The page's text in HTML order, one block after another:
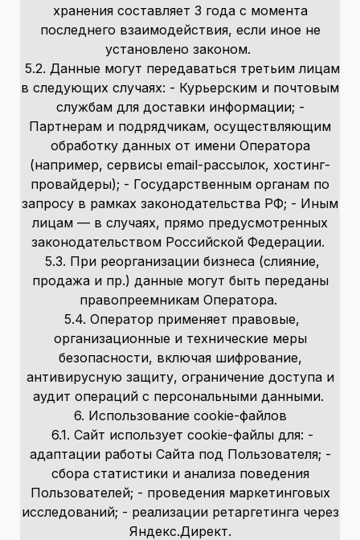
хранения составляет 3 года с момента
последнего взаимодействия, если иное не
установлено законом.
5.2. Данные могут передаваться третьим лицам
в следующих случаях: - Курьерским и почтовым
службам для доставки информации; -
Партнерам и подрядчикам, осуществляющим
обработку данных от имени Оператора
(например, сервисы email-рассылок, хостинг-
провайдеры); - Государственным органам по
запросу в рамках законодательства РФ; - Иным
лицам — в случаях, прямо предусмотренных
законодательством Российской Федерации.
5.3. При реорганизации бизнеса (слияние,
продажа и пр.) данные могут быть переданы
правопреемникам Оператора.
5.4. Оператор применяет правовые,
организационные и технические меры
безопасности, включая шифрование,
антивирусную защиту, ограничение доступа и
аудит операций с персональными данными.
6. Использование cookie-файлов
6.1. Сайт использует cookie-файлы для: -
адаптации работы Сайта под Пользователя; -
сбора статистики и анализа поведения
Пользователей; - проведения маркетинговых
исследований; - реализации ретаргетинга через
Яндекс.Директ.